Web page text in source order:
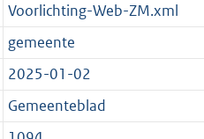
Voorlichting-Web-ZM.xml
gemeente
2025-01-02
Gemeenteblad